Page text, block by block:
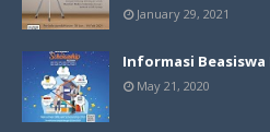
January 29, 2021
Informasi Beasiswa
May 21, 2020